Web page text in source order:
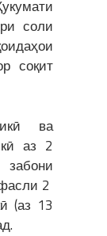
соли
соқит
ва
аз 2
2
(аз 13